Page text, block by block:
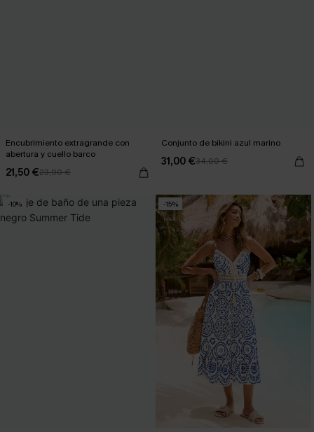
Encubrimiento extragrande con
abertura y cuello barco
21,50 €23,90 €
Conjunto de bikini azul marino
31,00 €34,00 €
-10% -15%